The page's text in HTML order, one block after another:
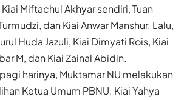
Miftachul Akhyar sendiri, Tuan
dan Kiai Anwar Manshur. Lalu,
Huda Jazuli, Kiai Dimyati Rois, Kiai
M, dan Kiai Zainal Abidin.
harinya, Muktamar NU melakukan
Ketua Umum PBNU. Kiai Yahya